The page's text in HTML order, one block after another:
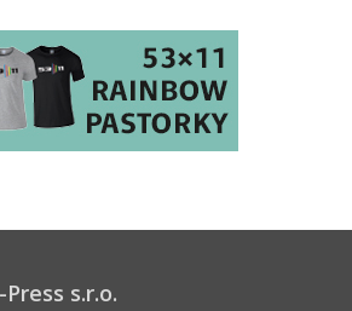
s.r.o.